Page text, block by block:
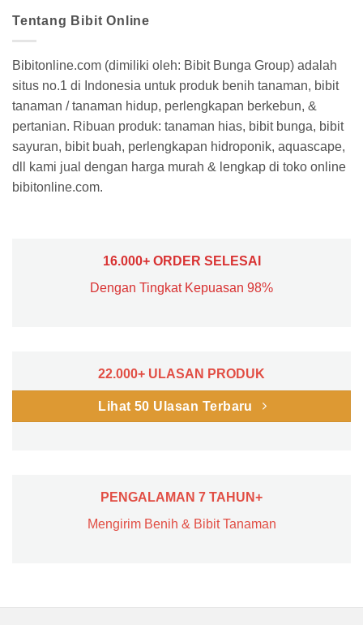
Tentang Bibit Online
Bibitonline.com (dimiliki oleh: Bibit Bunga Group) adalah
situs no.1 di Indonesia untuk produk benih tanaman, bibit
tanaman / tanaman hidup, perlengkapan berkebun, &
pertanian. Ribuan produk: tanaman hias, bibit bunga, bibit
sayuran, bibit buah, perlengkapan hidroponik, aquascape,
dll kami jual dengan harga murah & lengkap di toko online
bibitonline.com.
16.000+ ORDER SELESAI
Dengan Tingkat Kepuasan 98%
22.000+ ULASAN PRODUK
Lihat 50 Ulasan Terbaru
PENGALAMAN 7 TAHUN+
Mengirim Benih & Bibit Tanaman